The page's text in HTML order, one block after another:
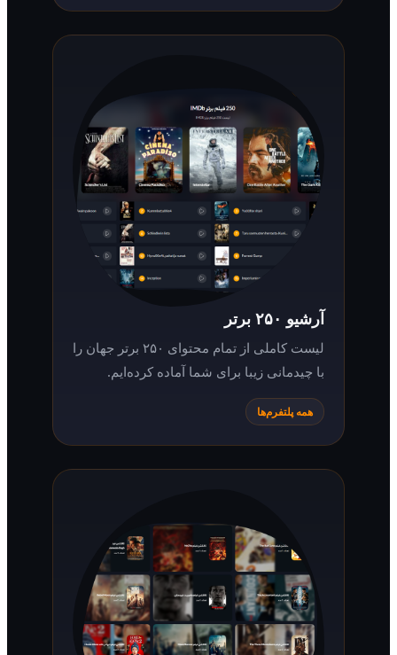
لیست کاملی از تمام محتوای ۲۵۰ برتر جهان را
با چیدمانی زیبا برای شما آماده کرده‌ایم.
همه پلتفرم‌ها